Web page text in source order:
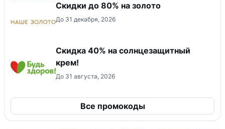
Скидки до 80% на золото
До 31 декабря, 2026
Скидка 40% на солнцезащитный
крем!
До 31 августа, 2026
Все промокоды